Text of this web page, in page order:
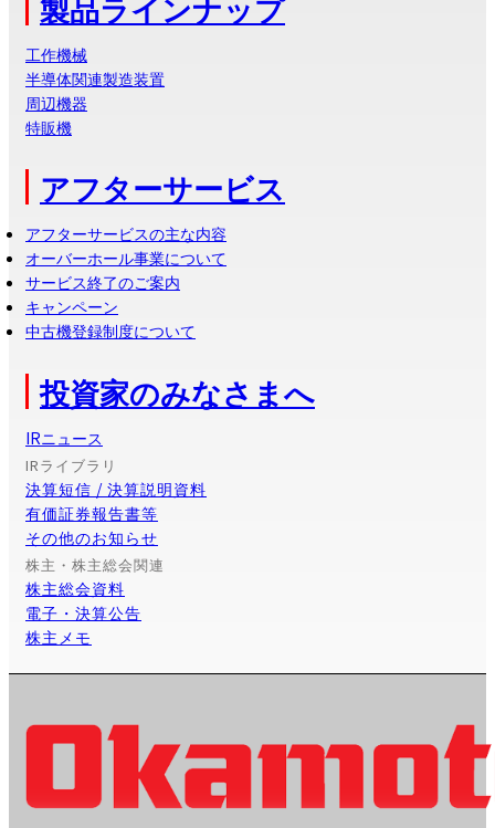
工作機械
半導体関連製造装置
周辺機器
特販機
アフターサービス
アフターサービスの主な内容
オーバーホール事業について
サービス終了のご案内
キャンペーン
中古機登録制度について
投資家のみなさまへ
IRニュース
IRライブラリ
決算短信 / 決算説明資料
有価証券報告書等
その他のお知らせ
株主・株主総会関連
株主総会資料
電子・決算公告
株主メモ